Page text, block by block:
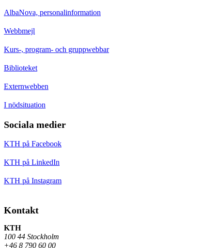
AlbaNova, personalinformation
Webbmejl
Kurs-, program- och gruppwebbar
Biblioteket
Externwebben
I nödsituation
Sociala medier
KTH på Facebook
KTH på LinkedIn
KTH på Instagram
Kontakt
KTH
100 44 Stockholm
+46 8 790 60 00